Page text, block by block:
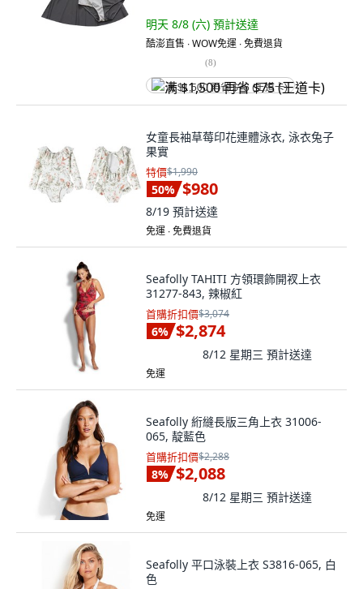
明天 8/8 (六) 預計送達
酷澎直售 ∙ WOW免運 ∙ 免費退貨
(8)
满 $1,500 再省 $75 (王道卡)
女童長袖草莓印花連體泳衣, 泳衣兔子
果實
特價$1,990
50% $980
8/19 預計送達
免運 ∙ 免費退貨
Seafolly TAHITI 方領環飾開衩上衣
31277-843, 辣椒紅
首購折扣價$3,074
6% $2,874
8/12 星期三 預計送達
免運
Seafolly 絎縫長版三角上衣 31006-
065, 靛藍色
首購折扣價$2,288
8% $2,088
8/12 星期三 預計送達
免運
Seafolly 平口泳裝上衣 S3816-065, 白
色